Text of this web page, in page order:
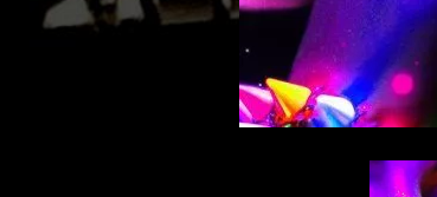
TOM LA MER
FRIEDER MORNEWEG